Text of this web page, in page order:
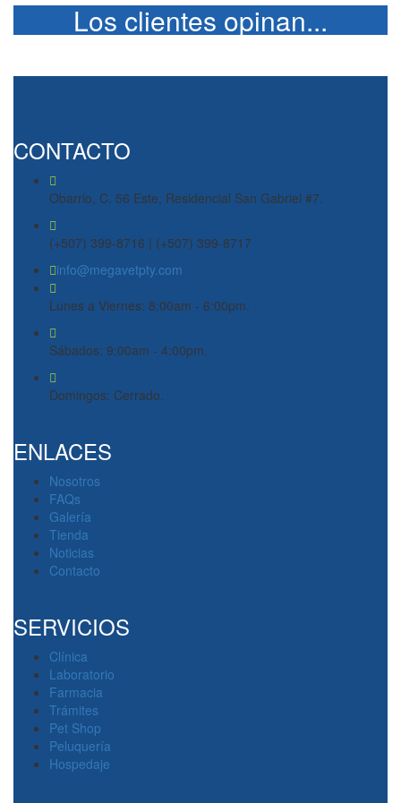
Los clientes opinan...
CONTACTO
Obarrio, C. 56 Este, Residencial San Gabriel #7.
(+507) 399-8716 | (+507) 399-8717
info@megavetpty.com
Lunes a Viernes: 8:00am - 6:00pm.
Sábados: 9:00am - 4:00pm.
Domingos: Cerrado.
ENLACES
Nosotros
FAQs
Galería
Tienda
Noticias
Contacto
SERVICIOS
Clínica
Laboratorio
Farmacia
Trámites
Pet Shop
Peluquería
Hospedaje